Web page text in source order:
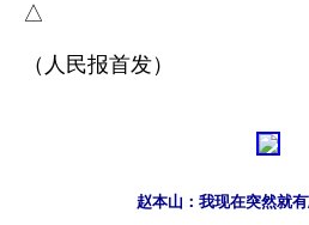
△
（人民报首发）
赵本山：我现在突然就有